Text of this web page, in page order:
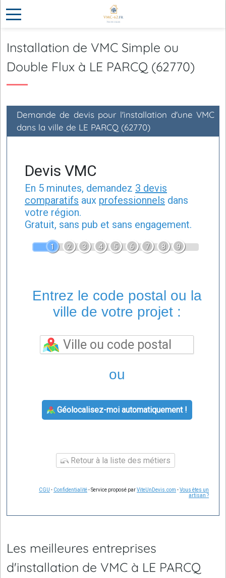
Installation de VMC Simple ou
Double Flux à LE PARCQ (62770)
Demande de devis pour l'installation d'une VMC
dans la ville de LE PARCQ (62770)
Devis VMC
En 5 minutes, demandez 3 devis
comparatifs aux professionnels dans
votre région.
Gratuit, sans pub et sans engagement.
1 2 3 4 5 6 7 8 9
Entrez le code postal ou la
ville de votre projet :
ou
Géolocalisez-moi automatiquement !
Retour à la liste des métiers
CGU - Confidentialité- Service proposé parViteUnDevis.com -Vous êtes un
artisan ?
Les meilleures entreprises
d'installation de VMC à LE PARCQ